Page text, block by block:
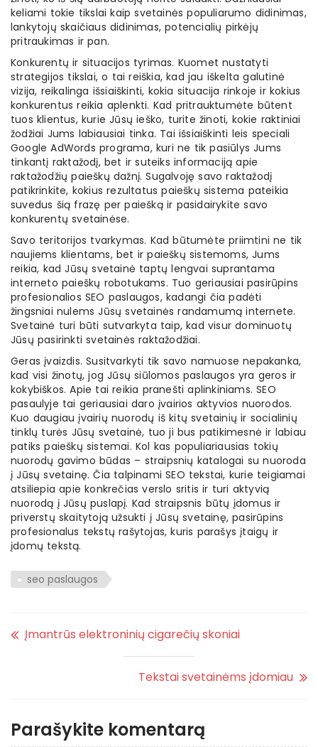
keliami tokie tikslai kaip svetainės populiarumo didinimas,
lankytojų skaičiaus didinimas, potencialių pirkėjų
pritraukimas ir pan.
Konkurentų ir situacijos tyrimas. Kuomet nustatyti
strategijos tikslai, o tai reiškia, kad jau iškelta galutinė
vizija, reikalinga išsiaiškinti, kokia situacija rinkoje ir kokius
konkurentus reikia aplenkti. Kad pritrauktumėte būtent
tuos klientus, kurie Jūsų ieško, turite žinoti, kokie raktiniai
žodžiai Jums labiausiai tinka. Tai išsiaiškinti leis speciali
Google AdWords programa, kuri ne tik pasiūlys Jums
tinkantį raktažodį, bet ir suteiks informaciją apie
raktažodžių paieškų dažnį. Sugalvoję savo raktažodį
patikrinkite, kokius rezultatus paieškų sistema pateikia
suvedus šią frazę per paiešką ir pasidairykite savo
konkurentų svetainėse.
Savo teritorijos tvarkymas. Kad būtumėte priimtini ne tik
naujiems klientams, bet ir paieškų sistemoms, Jums
reikia, kad Jūsų svetainė taptų lengvai suprantama
interneto paieškų robotukams. Tuo geriausiai pasirūpins
profesionalios SEO paslaugos, kadangi čia padėti
žingsniai nulems Jūsų svetainės randamumą internete.
Svetainė turi būti sutvarkyta taip, kad visur dominuotų
Jūsų pasirinkti svetainės raktažodžiai.
Geras įvaizdis. Susitvarkyti tik savo namuose nepakanka,
kad visi žinotų, jog Jūsų siūlomos paslaugos yra geros ir
kokybiškos. Apie tai reikia pranešti aplinkiniams. SEO
pasaulyje tai geriausiai daro įvairios aktyvios nuorodos.
Kuo daugiau įvairių nuorodų iš kitų svetainių ir socialinių
tinklų turės Jūsų svetainė, tuo ji bus patikimesnė ir labiau
patiks paieškų sistemai. Kol kas populiariausias tokių
nuorodų gavimo būdas – straipsnių katalogai su nuoroda
į Jūsų svetainę. Čia talpinami SEO tekstai, kurie teigiamai
atsiliepia apie konkrečias verslo sritis ir turi aktyvią
nuorodą į Jūsų puslapį. Kad straipsnis būtų įdomus ir
priverstų skaitytoją užsukti į Jūsų svetainę, pasirūpins
profesionalus tekstų rašytojas, kuris parašys įtaigų ir
įdomų tekstą.
seo paslaugos
Įmantrūs elektroninių cigarečių skoniai
Tekstai svetainėms įdomiau
Parašykite komentarą